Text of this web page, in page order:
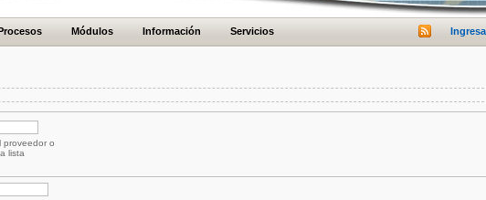
Módulos Información Servicios
proveedor o
lista